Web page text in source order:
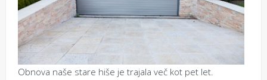
Obnova naše stare hiše je trajala več kot pet let.